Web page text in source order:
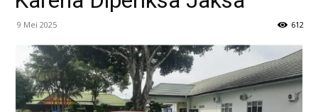
9 Mei 2025 612